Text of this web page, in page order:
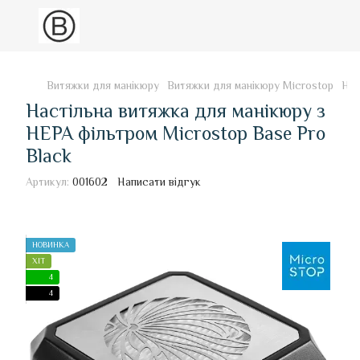
Витяжки для манікюру Витяжки для манікюру Microstop
Настільна витяжка для манікюру з
HEPA фільтром Microstop Base Pro
Black
Артикул: 001602 Написати відгук
НОВИНКА
ХІТ
4
4